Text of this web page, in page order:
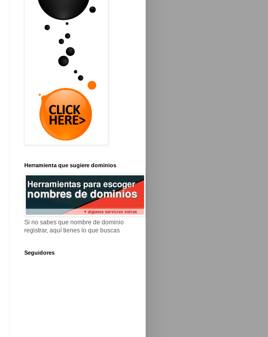
Herramienta que sugiere dominios
Si no sabes que nombre de dominio
registrar, aquí tienes lo que buscas
Seguidores